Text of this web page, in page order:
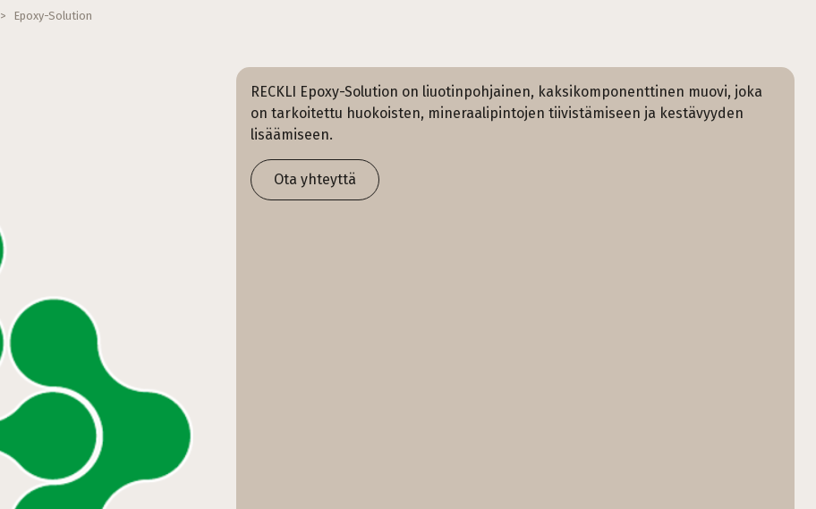
> Epoxy-Solution
RECKLI Epoxy-Solution on liuotinpohjainen, kaksikomponenttinen muovi, joka
on tarkoitettu huokoisten, mineraalipintojen tiivistämiseen ja kestävyyden
lisäämiseen.
Ota yhteyttä